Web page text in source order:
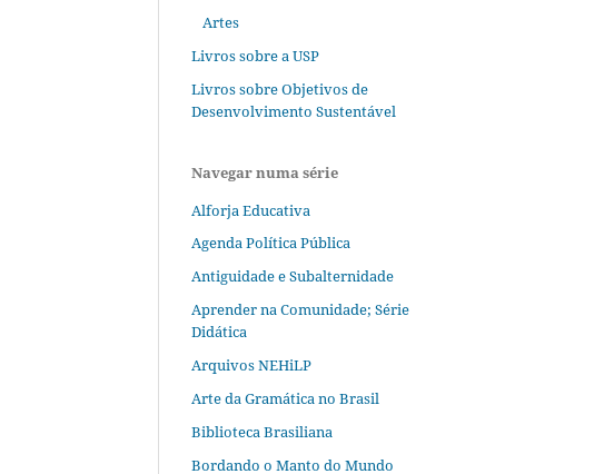
Artes
Livros sobre a USP
Livros sobre Objetivos de
Desenvolvimento Sustentável
Navegar numa série
Alforja Educativa
Agenda Política Pública
Antiguidade e Subalternidade
Aprender na Comunidade; Série
Didática
Arquivos NEHiLP
Arte da Gramática no Brasil
Biblioteca Brasiliana
Bordando o Manto do Mundo